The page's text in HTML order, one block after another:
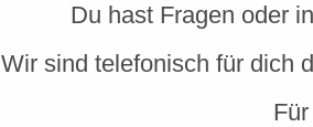
Du hast Fragen oder
Wir sind telefonisch für dich